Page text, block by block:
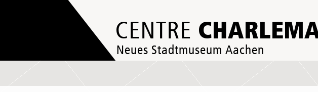
CENTRE
Neues Stadtmuseum Aachen